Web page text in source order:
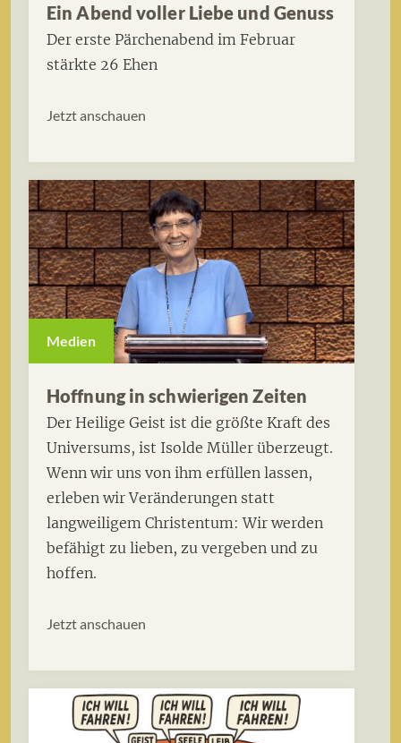
Ein Abend voller Liebe und Genuss
Der erste Pärchenabend im Februar
stärkte 26 Ehen
Jetzt anschauen
Medien
Hoffnung in schwierigen Zeiten
Der Heilige Geist ist die größte Kraft des
Universums, ist Isolde Müller überzeugt.
Wenn wir uns von ihm erfüllen lassen,
erleben wir Veränderungen statt
langweiligem Christentum: Wir werden
befähigt zu lieben, zu vergeben und zu
hoffen.
Jetzt anschauen